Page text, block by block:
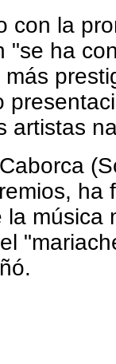
con la
"se ha
artistas
ha
la música